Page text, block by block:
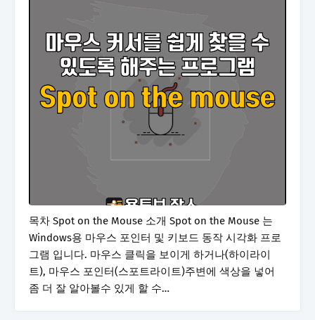
목차 Spot on the Mouse 소개 Spot on the Mouse 는
Windows용 마우스 포인터 및 키보드 동작 시각화 프로
그램 입니다. 마우스 클릭을 보이게 하거나(하이라이
트), 마우스 포인터(스포트라이트)주변에 색상을 넣어
좀 더 잘 알아볼수 있게 할 수…